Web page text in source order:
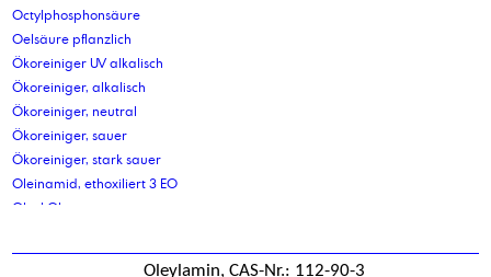
Octylphosphonsäure
Oelsäure pflanzlich
Ökoreiniger UV alkalisch
Ökoreiniger, alkalisch
Ökoreiniger, neutral
Ökoreiniger, sauer
Ökoreiniger, stark sauer
Oleinamid, ethoxiliert 3 EO
Oleyl Oleat
Oleylalkohol 90-95
Oleylamin, CAS-Nr.: 112-90-3